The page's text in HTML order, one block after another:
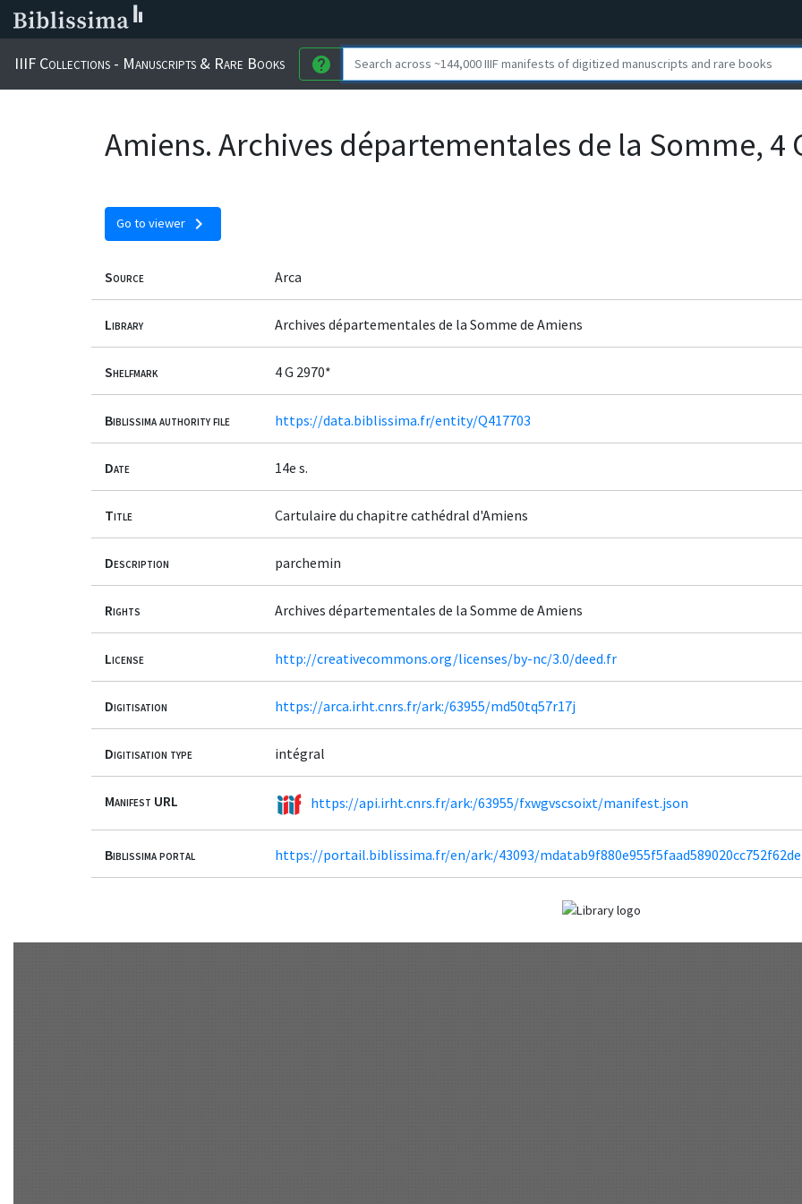
IIIF Collections - Manuscripts & Rare Books help
Amiens. Archives départementales de la Somme, 4
Go to viewer chevron_right
Source Arca
Library Archives départementales de la Somme de Amiens
Shelfmark 4 G 2970*
Biblissima authority file https://data.biblissima.fr/entity/Q417703
Date 14e s.
Title Cartulaire du chapitre cathédral d'Amiens
Description parchemin
Rights Archives départementales de la Somme de Amiens
License http://creativecommons.org/licenses/by-nc/3.0/deed.fr
Digitisation https://arca.irht.cnrs.fr/ark:/63955/md50tq57r17j
Digitisation type intégral
Manifest URL https://api.irht.cnrs.fr/ark:/63955/fxwgvscsoixt/manifest.json
Biblissima portal https://portail.biblissima.fr/en/ark:/43093/